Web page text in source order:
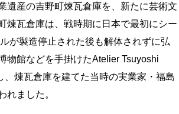
産の吉野町煉瓦倉庫を、新たに芸術文
煉瓦倉庫は、戦時期に日本で最初にシー
が製造停止された後も解体されずに弘
物館などを手掛けたAtelier Tsuyoshi
煉瓦倉庫を建てた当時の実業家・福島
れました。